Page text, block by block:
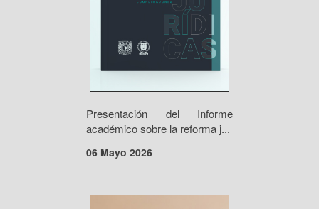
Presentación del Informe
académico sobre la reforma j...
06 Mayo 2026